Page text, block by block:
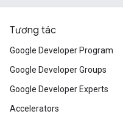
Tương tác
Google Developer Program
Google Developer Groups
Google Developer Experts
Accelerators